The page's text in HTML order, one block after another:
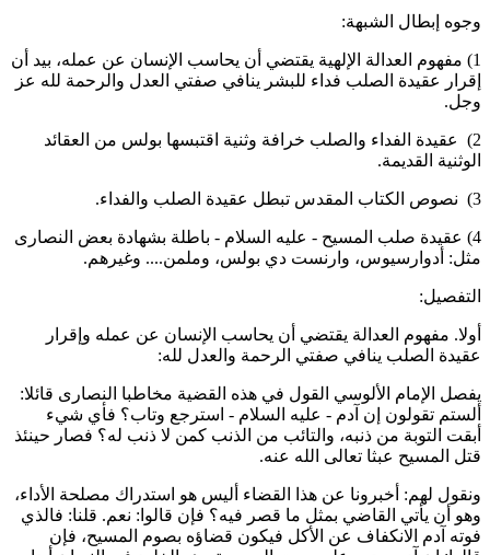
إبطال الشبهة:
1) مفهوم العدالة الإلهية يقتضي أن يحاسب الإنسان عن عمله، بيد أن
عقيدة الصلب فداء للبشر ينافي صفتي العدل والرحمة لله عز
2) عقيدة الفداء والصلب خرافة وثنية اقتبسها بولس من العقائد
القديمة.
4) عقيدة صلب المسيح - عليه السلام - باطلة بشهادة بعض النصارى
أدوارسيوس، وارنست دي بولس، وملمن.... وغيرهم.
مفهوم العدالة يقتضي أن يحاسب الإنسان عن عمله وإقرار
الصلب ينافي صفتي الرحمة والعدل لله:
الإمام الألوسي القول في هذه القضية مخاطبا النصارى قائلا:
تقولون إن آدم - عليه السلام - استرجع وتاب؟ فأي شيء
التوبة من ذنبه، والتائب من الذنب كمن لا ذنب له؟ فصار حينئذ
المسيح عبثا تعالى الله عنه.
لهم: أخبرونا عن هذا القضاء أليس هو استدراك مصلحة الأداء،
أن يأتي القاضي بمثل ما قصر فيه؟ فإن قالوا: نعم. قلنا: فالذي
آدم الانكفاف عن الأكل فيكون قضاؤه بصوم المسيح، فإن